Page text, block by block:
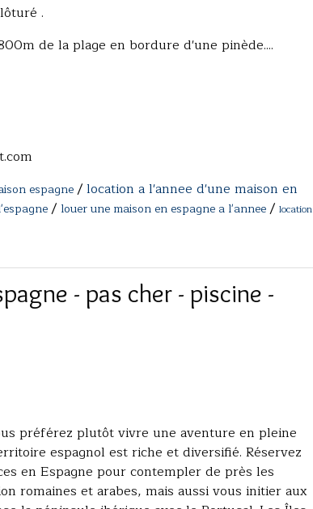
.
de la plage en bordure d'une pinède....
espagne/location a l'annee d'une maison en
/ louer une maison en espagne a l'annee/ location
- pas cher - piscine -
préférez plutôt vivre une aventure en pleine
espagnol est riche et diversifié. Réservez
en Espagne pour contempler de près les
romaines et arabes, mais aussi vous initier aux